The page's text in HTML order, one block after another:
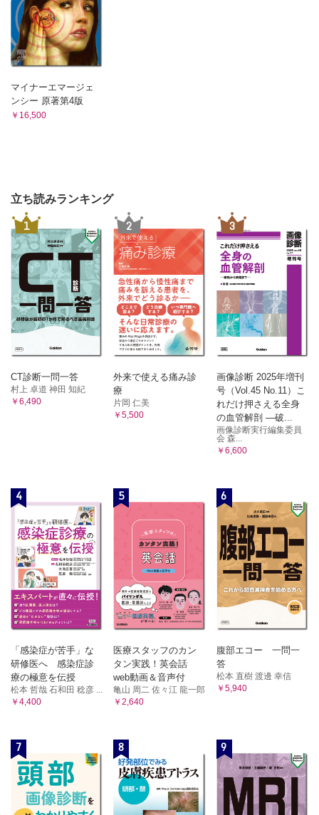
マイナーエマージェ
ンシー 原著第4版
￥16,500
立ち読みランキング
1
CT診断一問一答
村上 卓道 神田 知紀
￥6,490
2
外来で使える痛み診
療
片岡 仁美
￥5,500
3
画像診断 2025年増刊
号（Vol.45 No.11）こ
れだけ押さえる全身
の血管解剖 ―破...
画像診断実行編集委員
会 森...
￥6,600
4
「感染症が苦手」な
研修医へ 感染症診
療の極意を伝授
松本 哲哉 石和田 稔彦 ...
￥4,400
5
医療スタッフのカン
タン実践！英会話
web動画＆音声付
亀山 周二 佐々江 龍一郎
￥2,640
6
腹部エコー 一問一
答
松本 直樹 渡邊 幸信
￥5,940
7 8 9